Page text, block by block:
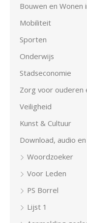
Bouwen en Wonen
Mobiliteit
Sporten
Onderwijs
Stadseconomie
Zorg voor ouderen
Veiligheid
Kunst & Cultuur
Download, audio
Woordzoeker
Voor Leden
PS Borrel
Lijst 1